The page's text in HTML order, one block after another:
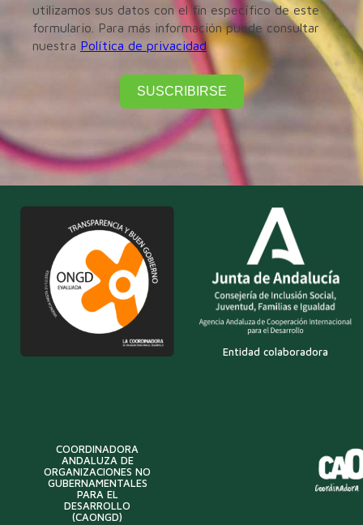
utilizamos sus datos con el fin específico de este
formulario. Para más información puede consultar
nuestra Política de privacidad
SUSCRIBIRSE
Entidad colaboradora
COORDINADORA
ANDALUZA DE
ORGANIZACIONES NO
GUBERNAMENTALES
PARA EL
DESARROLLO
(CAONGD)